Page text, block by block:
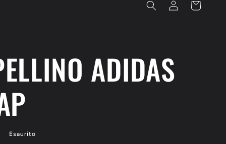
Accedi Carrello
ADIDAS
Esaurito